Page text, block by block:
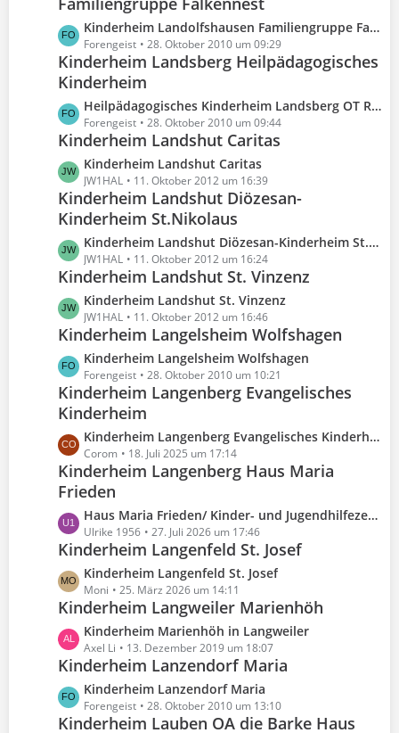
ä
g
e
i
t
r
ä
g
e
e
B
e
i
t
r
ä
g
e
L
e
t
z
e
B
e
i
r
ä
g
e
Kinderheim Landolfshausen Familiengruppe Falkennest
Forengeist 28. Oktober 2010 um 09:29
Kinderheim Landsberg Heilpädagogisches
Kinderheim
L
e
t
z
t
e
B
e
i
r
ä
g
e
Heilpädagogisches Kinderheim Landsberg OT Reinsdorf
Forengeist 28. Oktober 2010 um 09:44
Kinderheim Landshut Caritas
L
e
t
z
e
B
e
i
r
ä
g
e
Kinderheim Landshut Caritas
JW1HAL 11. Oktober 2012 um 16:39
Kinderheim Landshut Diözesan-
Kinderheim St.Nikolaus
L
e
t
z
t
e
e
i
t
r
ä
g
e
Kinderheim Landshut Diözesan-Kinderheim St.Nikolaus
JW1HAL 11. Oktober 2012 um 16:24
Kinderheim Landshut St. Vinzenz
L
e
t
z
t
e
B
e
i
r
ä
g
e
Kinderheim Landshut St. Vinzenz
JW1HAL 11. Oktober 2012 um 16:46
Kinderheim Langelsheim Wolfshagen
L
e
t
z
e
B
e
i
t
r
ä
g
e
Kinderheim Langelsheim Wolfshagen
Forengeist 28. Oktober 2010 um 10:21
Kinderheim Langenberg Evangelisches
Kinderheim
L
e
t
z
e
B
e
i
r
ä
g
e
Kinderheim Langenberg Evangelisches Kinderheim
Corom 18. Juli 2025 um 17:14
Kinderheim Langenberg Haus Maria
Frieden
L
e
t
z
t
e
e
i
t
r
ä
g
Haus Maria Frieden/ Kinder- und Jugendhilfezentrum
Ulrike 1956 27. Juli 2026 um 17:46
Kinderheim Langenfeld St. Josef
L
e
t
z
t
e
e
i
Kinderheim Langenfeld St. Josef
Moni 25. März 2026 um 14:11
Kinderheim Langweiler Marienhöh
L
e
t
z
t
e
Kinderheim Marienhöh in Langweiler
Axel Li 13. Dezember 2019 um 18:07
Kinderheim Lanzendorf Maria
L
e
t
Kinderheim Lanzendorf Maria
Forengeist 28. Oktober 2010 um 13:10
Kinderheim Lauben OA die Barke Haus